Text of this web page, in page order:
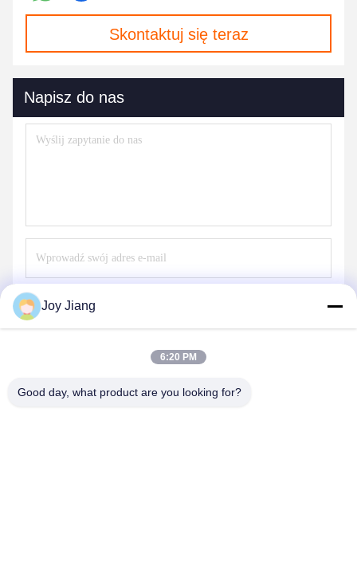
Skontaktuj się teraz
Napisz do nas
Joy Jiang
6:20 PM
Good day, what product are you looking for?